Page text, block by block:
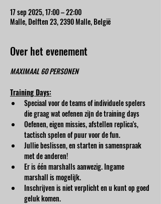
17 sep 2025, 17:00 – 22:00
Malle, Delften 23, 2390 Malle, België
Over het evenement
MAXIMAAL 60 PERSONEN
Training Days:
Speciaal voor de teams of individuele spelers
die graag wat oefenen zijn de training days
Oefenen, eigen missies, afstellen replica's,
tactisch spelen of puur voor de fun.
Jullie beslissen, en starten in samenspraak
met de anderen!
Er is één marshalls aanwezig. Ingame
marshall is mogelijk.
Inschrijven is niet verplicht en u kunt op goed
geluk komen.